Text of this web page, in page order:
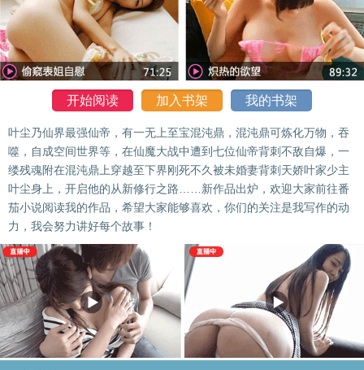
开始阅读 加入书架 我的书架
叶尘乃仙界最强仙帝，有一无上至宝混沌鼎，混沌鼎可炼化万物，吞
噬，自成空间世界等，在仙魔大战中遭到七位仙帝背刺不敌自爆，一
缕残魂附在混沌鼎上穿越至下界刚死不久被未婚妻背刺天娇叶家少主
叶尘身上，开启他的从新修行之路……新作品出炉，欢迎大家前往番
茄小说阅读我的作品，希望大家能够喜欢，你们的关注是我写作的动
力，我会努力讲好每个故事！